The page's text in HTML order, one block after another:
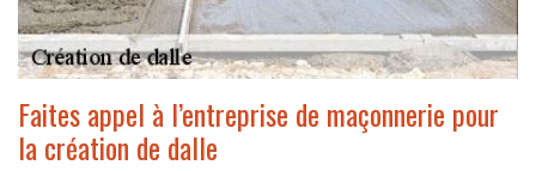
Faites appel à l’entreprise de maçonnerie pour
la création de dalle